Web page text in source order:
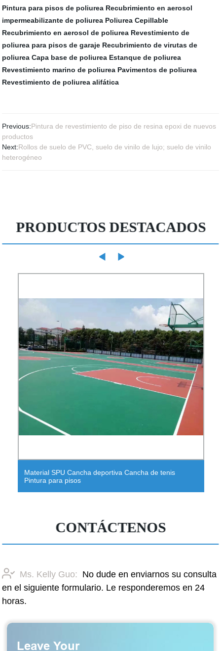
Pintura para pisos de poliurea Recubrimiento en aerosol
impermeabilizante de poliurea Poliurea Cepillable
Recubrimiento en aerosol de poliurea Revestimiento de
poliurea para pisos de garaje Recubrimiento de virutas de
poliurea Capa base de poliurea Estanque de poliurea
Revestimiento marino de poliurea Pavimentos de poliurea
Revestimiento de poliurea alifática
Previous:Pintura de revestimiento de piso de resina epoxi de nuevos
productos
Next:Rollos de suelo de PVC, suelo de vinilo de lujo; suelo de vinilo
heterogéneo
PRODUCTOS DESTACADOS
Material SPU Cancha deportiva Cancha de tenis
Pintura para pisos
CONTÁCTENOS
Ms. Kelly Guo: No dude en enviarnos su consulta
en el siguiente formulario. Le responderemos en 24
horas.